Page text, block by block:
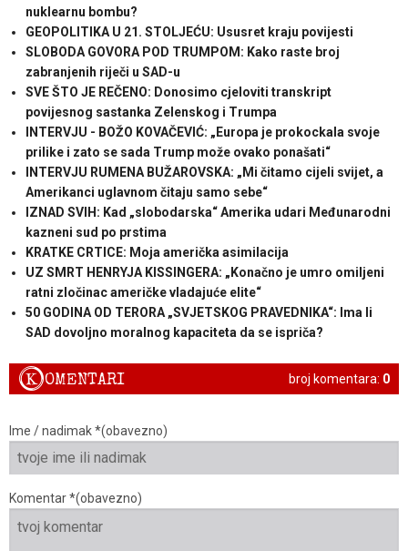
nuklearnu bombu?
GEOPOLITIKA U 21. STOLJEĆU: Ususret kraju povijesti
SLOBODA GOVORA POD TRUMPOM: Kako raste broj
zabranjenih riječi u SAD-u
SVE ŠTO JE REČENO: Donosimo cjeloviti transkript
povijesnog sastanka Zelenskog i Trumpa
INTERVJU - BOŽO KOVAČEVIĆ: „Europa je prokockala svoje
prilike i zato se sada Trump može ovako ponašati“
INTERVJU RUMENA BUŽAROVSKA: „Mi čitamo cijeli svijet, a
Amerikanci uglavnom čitaju samo sebe“
IZNAD SVIH: Kad „slobodarska“ Amerika udari Međunarodni
kazneni sud po prstima
KRATKE CRTICE: Moja američka asimilacija
UZ SMRT HENRYJA KISSINGERA: „Konačno je umro omiljeni
ratni zločinac američke vladajuće elite“
50 GODINA OD TERORA „SVJETSKOG PRAVEDNIKA“: Ima li
SAD dovoljno moralnog kapaciteta da se ispriča?
broj komentara: 0
KOMENTARI
Ime / nadimak *(obavezno)
Komentar *(obavezno)